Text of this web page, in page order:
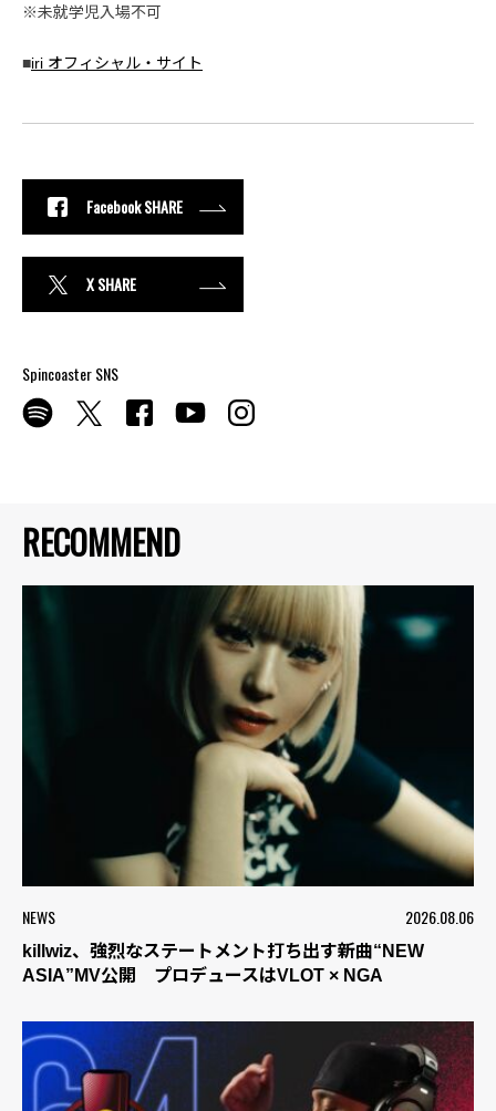
RECOMMEND
NEWS 2026.08.06
killwiz、強烈なステートメント打ち出す新曲“NEW
ASIA”MV公開 プロデュースはVLOT × NGA
※未就学児入場不可
■iri オフィシャル・サイト
Facebook SHARE
X SHARE
Spincoaster SNS